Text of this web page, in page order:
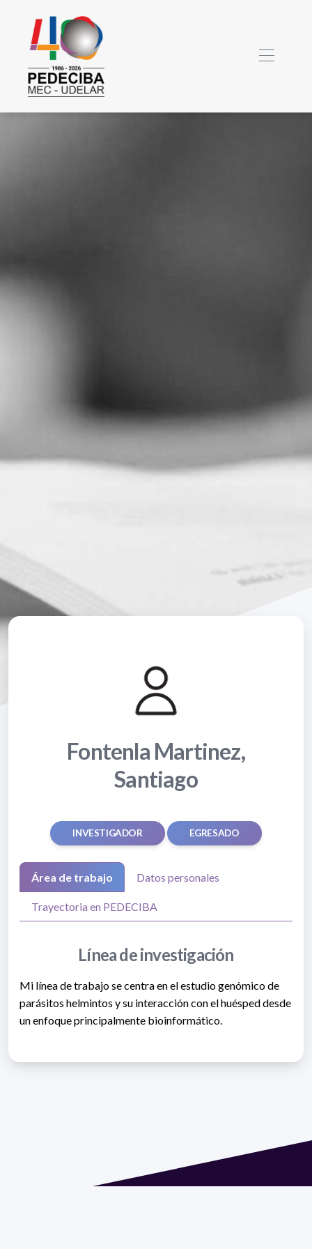
Fontenla Martinez,
Santiago
INVESTIGADOR EGRESADO
Área de trabajo Datos personales
Trayectoria en PEDECIBA
Línea de investigación
Mi línea de trabajo se centra en el estudio genómico de
parásitos helmintos y su interacción con el huésped desde
un enfoque principalmente bioinformático.